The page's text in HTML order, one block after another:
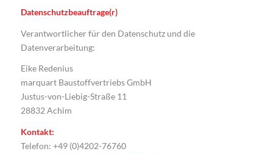
Datenschutzbeauftrage(r)
Verantwortlicher für den Datenschutz und die
Datenverarbeitung:
Eike Redenius
marquart Baustoffvertriebs GmbH
Justus-von-Liebig-Straße 11
28832 Achim
Kontakt:
Telefon: +49 (0)4202-76760